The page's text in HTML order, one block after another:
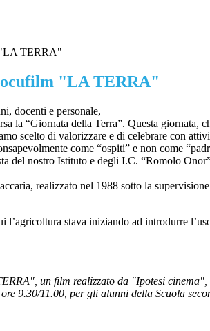
TERRA"
"LA TERRA"
docenti e personale,
la “Giornata della Terra”. Questa giornata,
scelto di valorizzare e di celebrare con
come “ospiti” e non come
nostro Istituto e degli I.C. “Romolo
realizzato nel 1988 sotto la
stava iniziando ad introdurre
un film realizzato da "Ipotesi
9.30/11.00, per gli alunni della Scuola